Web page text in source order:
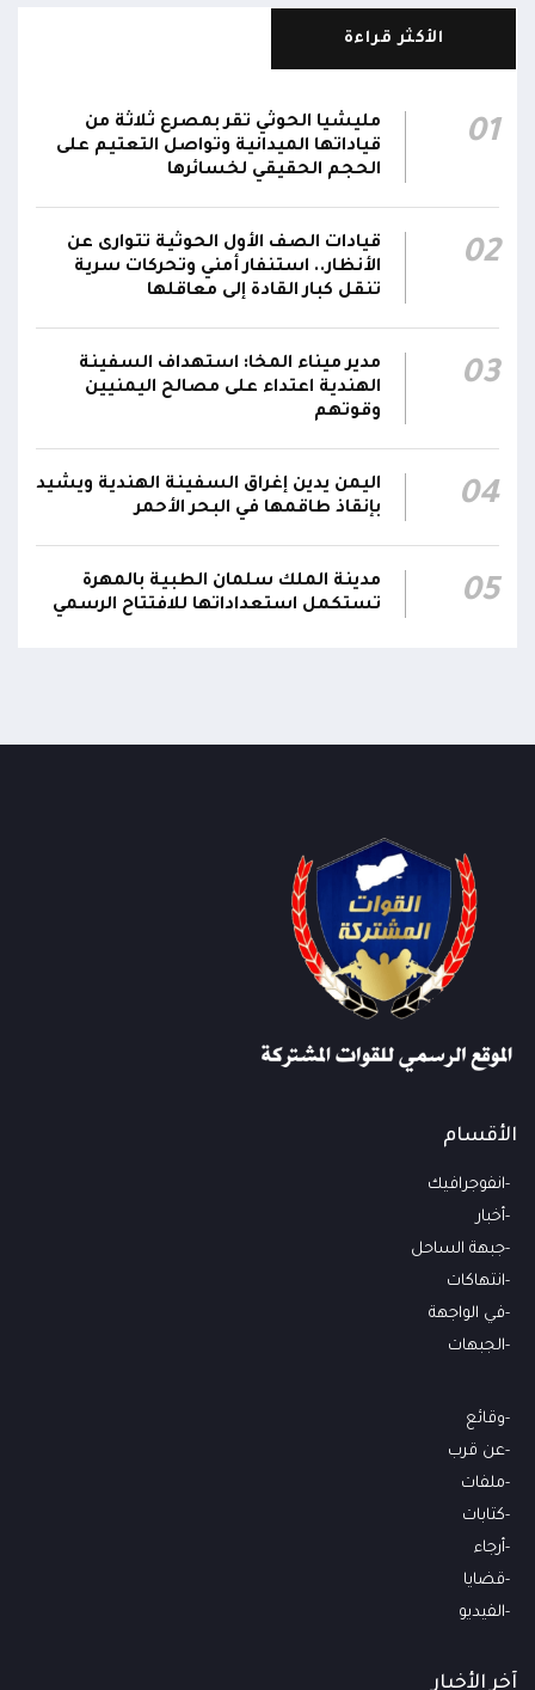
وتجهيز 11 منشأة صحية في لحج والضالع
22:01
الحوثيون يزعمون استهداف ثاني ناقلة نفط
سعودية خلال 24 ساعة بصاروخ باليستي في خليج
21:45
الانتهاء وإمدادات الغاز ستعود تدريجياً لتغطية
احتياجات كافة المحافظات
21:18
رئيس مجلس القيادة يُصدر قراراً بتعيين يحيى
محمد كزمان وكيلاً لقطاع الأمن الداخلي، وأحمد
سعد السقطري وكيلاً لقطاع الأمن الخارجي؛ في
الجهاز المركزي لأمن الدولة
الأكثر قراءة
01
مليشيا الحوثي تقر بمصرع ثلاثة من
قياداتها الميدانية وتواصل التعتيم على
الحجم الحقيقي لخسائرها
02
قيادات الصف الأول الحوثية تتوارى عن
الأنظار.. استنفار أمني وتحركات سرية
تنقل كبار القادة إلى معاقلها
03
مدير ميناء المخا: استهداف السفينة
الهندية اعتداء على مصالح اليمنيين
وقوتهم
04
اليمن يدين إغراق السفينة الهندية ويشيد
بإنقاذ طاقمها في البحر الأحمر
05
مدينة الملك سلمان الطبية بالمهرة
تستكمل استعداداتها للافتتاح الرسمي
الأقسام
انفوجرافيك
أخبار
جبهة الساحل
انتهاكات
في الواجهة
الجبهات
وقائع
عن قرب
ملفات
كتابات
أرجاء
قضايا
الفيديو
آخر الأخبار